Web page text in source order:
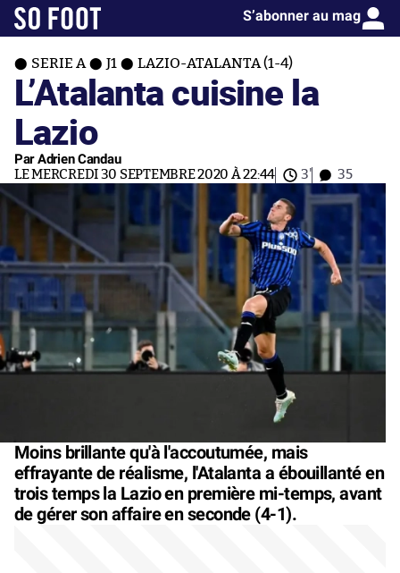
S’abonner au mag
SERIE A J1 LAZIO-ATALANTA (1-4)
L’Atalanta cuisine la
Lazio
Par Adrien Candau
LE MERCREDI 30 SEPTEMBRE 2020 À 22:44 3' 35
Moins brillante qu'à l'accoutumée, mais
effrayante de réalisme, l'Atalanta a ébouillanté en
trois temps la Lazio en première mi-temps, avant
de gérer son affaire en seconde (4-1).